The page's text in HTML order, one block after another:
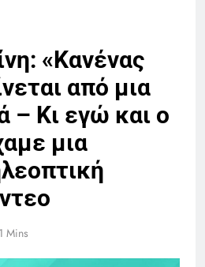
«Κανένας
από μια
– Κι εγώ και ο
μια
1 Mins